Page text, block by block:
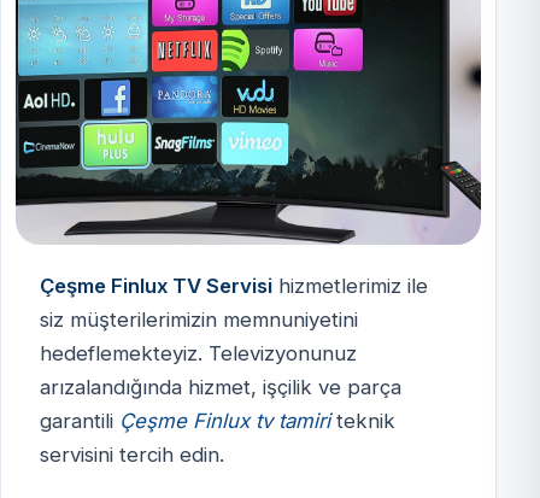
ÇEŞME FİNLUX TV
SERVİSİ
izmirtelevizyon.com.tr
Çeşme Finlux TV Servisi hizmetlerimiz ile
siz müşterilerimizin memnuniyetini
hedeflemekteyiz. Televizyonunuz
arızalandığında hizmet, işçilik ve parça
garantili Çeşme Finlux tv tamiriteknik
servisini tercih edin.